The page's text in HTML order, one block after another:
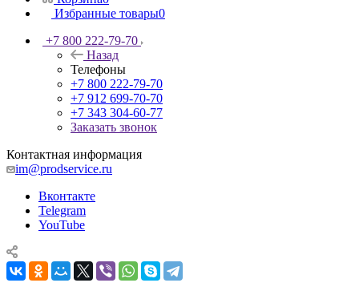
Избранные товары0
+7 800 222-79-70
Назад
Телефоны
+7 800 222-79-70
+7 912 699-70-70
+7 343 304-60-77
Заказать звонок
Контактная информация
im@prodservice.ru
Вконтакте
Telegram
YouTube